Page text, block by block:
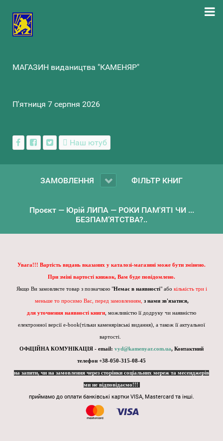
МАГАЗИН видаництва "КАМЕНЯР"
П'ятниця 7 серпня 2026
Наш ютуб
ЗАМОВЛЕННЯ ФІЛЬТР КНИГ
Проєкт — Юрій ЛИПА — РОКИ ПАМ'ЯТІ ЧИ ...
БЕЗПАМ’ЯТСТВА?..
Увага!!! Вартість видань вказаних у каталозі-магазині може бути змінено.
При зміні вартості книжок, Вам буде повідомлено.
Якщо Ви замовляєте товар з позначкою "Немає в наявності" або кількість три і
меньше то просимо Вас, перед замовленням, з нами зв'язатися,
для уточнення наявності книги , можливістю її додруку чи наявністю
електронної версії e-book(тільки каменярівські видання), а також її актуальної
вартості.
ОФіЦІЙНА КОМУНІКАЦІЯ - email: vyd@kamenyar.com.ua, Контактний
телефон +38-050-315-08-45
на запити, чи на замовлення через сторінки соціальних мереж та месенджерів
ми не відповідаємо!!!
приймамо до оплати банківські картки VISA, Mastercard та інші.